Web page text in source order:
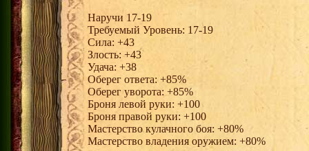
Наручи 17-19
Требуемый Уровень: 17-19
Сила: +43
Злость: +43
Удача: +38
Оберег ответа: +85%
Оберег уворота: +85%
Броня левой руки: +100
Броня правой руки: +100
Мастерство кулачного боя: +80%
Мастерство владения оружием: +80%